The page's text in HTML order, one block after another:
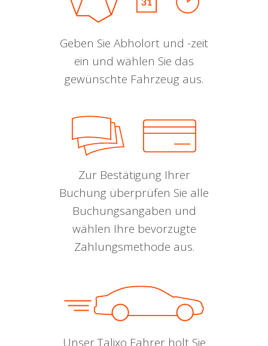
Geben Sie Abholort und -zeit
ein und wählen Sie das
gewünschte Fahrzeug aus.
Zur Bestätigung Ihrer
Buchung überprüfen Sie alle
Buchungsangaben und
wählen Ihre bevorzugte
Zahlungsmethode aus.
Unser Talixo Fahrer holt Sie